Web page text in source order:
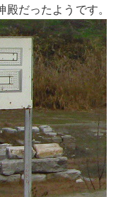
だったようです。